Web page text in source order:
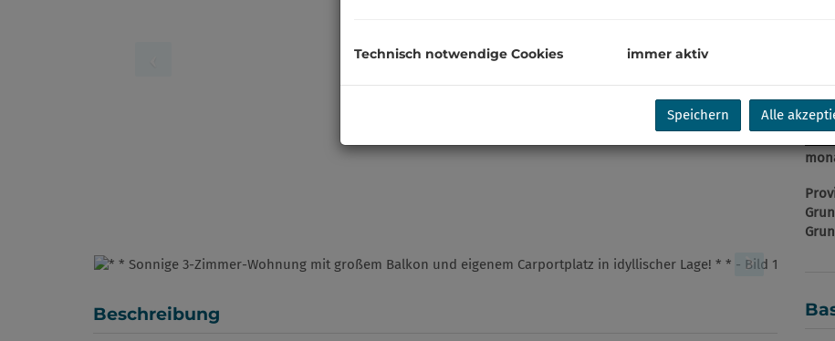
Beschreibung
Technisch notwendige Cookies immer aktiv
Speichern Alle